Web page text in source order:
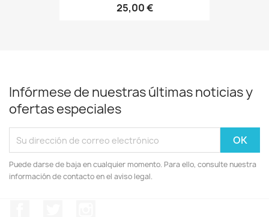
25,00 €
Infórmese de nuestras últimas noticias y
ofertas especiales
Puede darse de baja en cualquier momento. Para ello, consulte nuestra
información de contacto en el aviso legal.